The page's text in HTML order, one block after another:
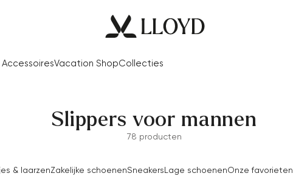
Vacation ShopCollecties
Slippers voor mannen
78 producten
& laarzenZakelijke schoenenSneakersLage schoenenOnze favorieten